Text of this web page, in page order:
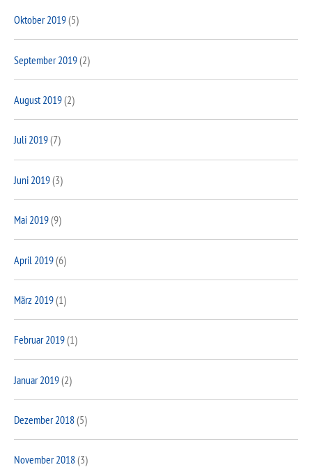
Oktober 2019(5)
September 2019(2)
August 2019(2)
Juli 2019(7)
Juni 2019(3)
Mai 2019(9)
April 2019(6)
März 2019(1)
Februar 2019(1)
Januar 2019(2)
Dezember 2018(5)
November 2018(3)